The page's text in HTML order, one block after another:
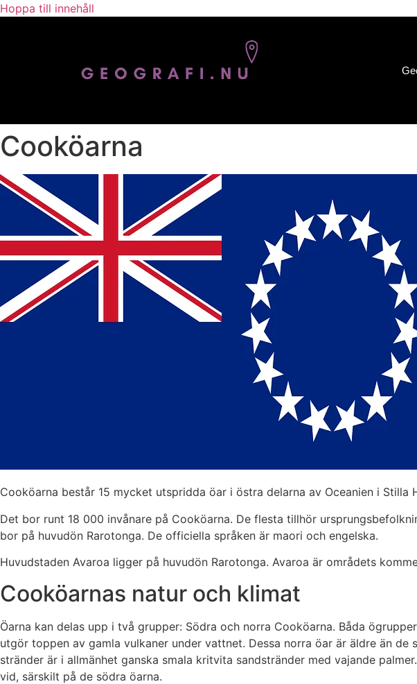
Hoppa till innehåll
Cooköarna
Cooköarna består 15 mycket utspridda öar i östra delarna av Oceanien i Stilla
Det bor runt 18 000 invånare på Cooköarna. De flesta tillhör
bor på huvudön Rarotonga. De officiella språken är maori och engelska.
Huvudstaden Avaroa ligger på huvudön Rarotonga. Avaroa är områdets
Cooköarnas natur och klimat
Öarna kan delas upp i två grupper: Södra och norra Cooköarna. Båda
utgör toppen av gamla vulkaner under vattnet. Dessa norra öar är äldre än
stränder är i allmänhet ganska smala kritvita sandstränder med vajande
vid, särskilt på de södra öarna.